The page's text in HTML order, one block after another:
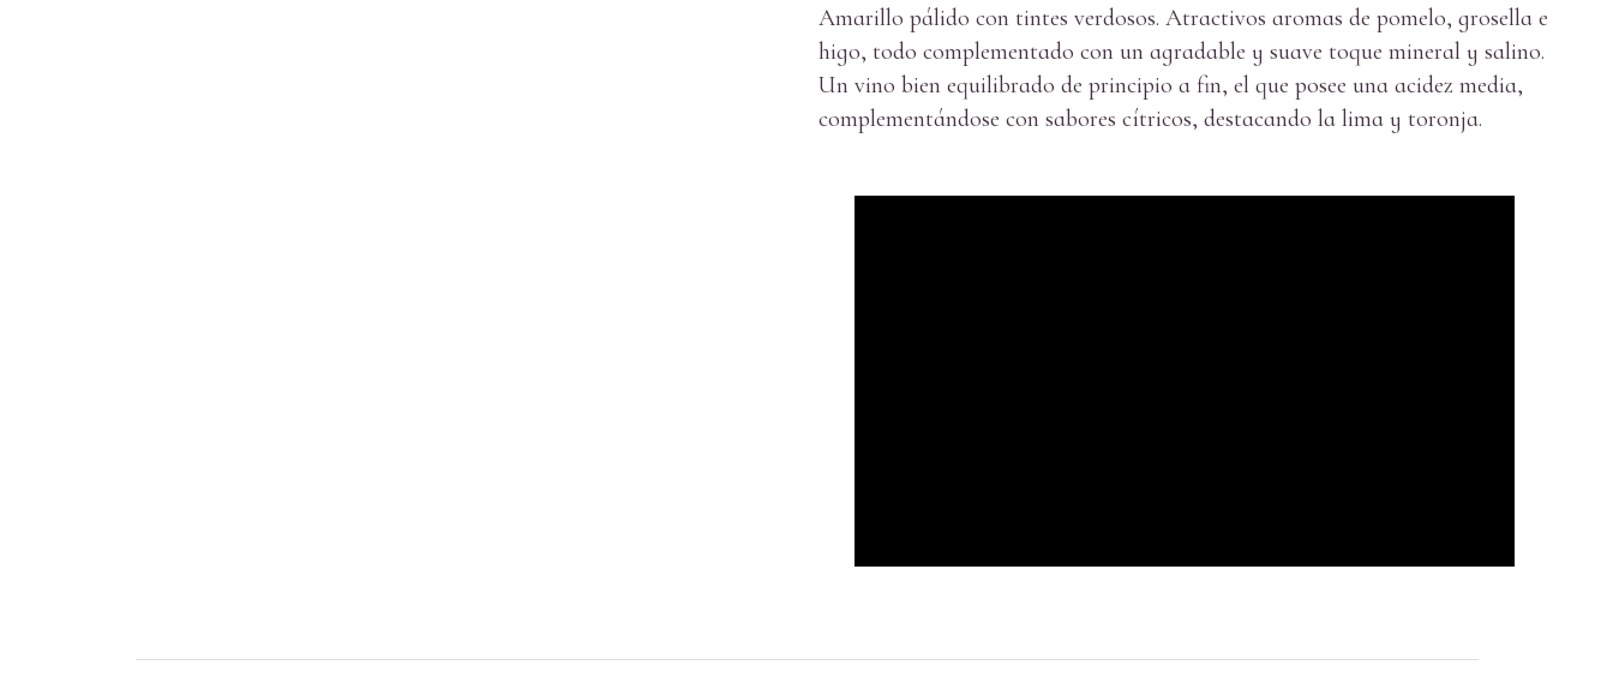
Amarillo pálido con tintes verdosos. Atractivos aromas de pomelo, grosella e
higo, todo complementado con un agradable y suave toque mineral y salino.
Un vino bien equilibrado de principio a fin, el que posee una acidez media,
complementándose con sabores cítricos, destacando la lima y toronja.